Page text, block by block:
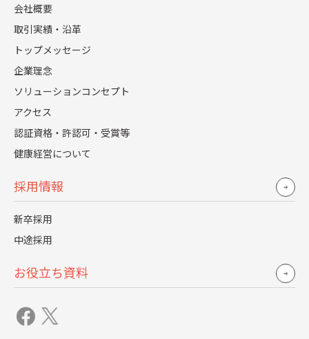
会社概要
取引実績・沿革
トップメッセージ
企業理念
ソリューションコンセプト
アクセス
認証資格・許認可・受賞等
健康経営について
採用情報
新卒採用
中途採用
お役立ち資料
を教えてください
ことはもちろんなのですが、WHIの採用をより良くしよ
うと常に思考し、実行してくださっているところです。
選考の移行率を見た上でのアクションの提案、採用シス
テム上で混在していた表記の統一、WHIが活用できそう
なツールの紹介、学生のCX向上に関する提案など、あら
単なるアウトソーサー・パートナー企業の枠を超えて、
WHIの採用チームの一員としてお互いに仕事ができてい
ると思っています。」
Q. 採用活動成果について社内ではどんな声があがってい
ますか？
我如古氏「経営層からは、「より優秀な人に参加しても